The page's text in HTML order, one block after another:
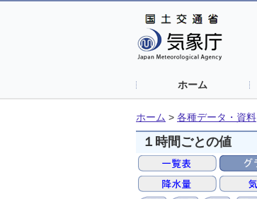
ホーム
ホーム > 各種データ・資料
１時間ごとの値